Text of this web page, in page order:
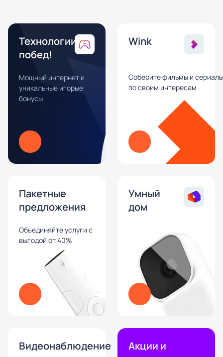
Технологии
побед!
Мощный интернет и
уникальные игорые
бонусы
Wink
Соберите фильмы и сериалы
по своим интересам
Пакетные
предложения
Объединяйте услуги с
выгодой от 40%
Умный
дом
Видеонаблюдение
Акции и